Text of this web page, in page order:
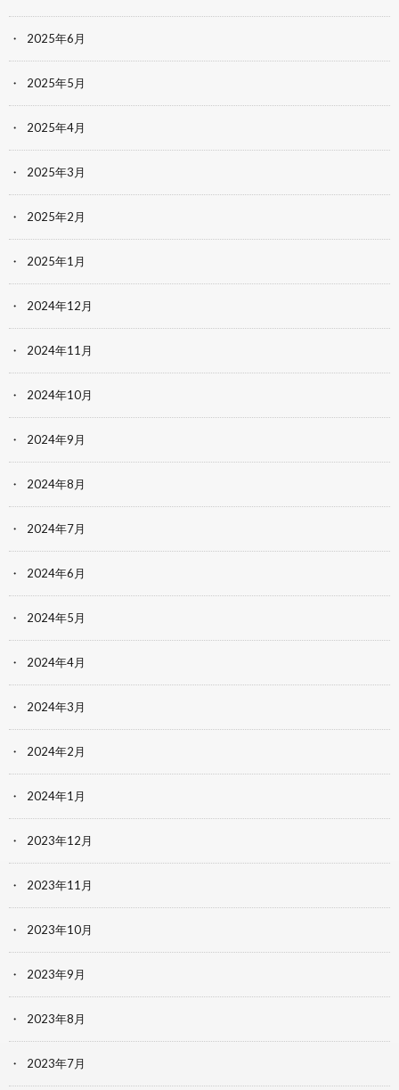
2025年6月
2025年5月
2025年4月
2025年3月
2025年2月
2025年1月
2024年12月
2024年11月
2024年10月
2024年9月
2024年8月
2024年7月
2024年6月
2024年5月
2024年4月
2024年3月
2024年2月
2024年1月
2023年12月
2023年11月
2023年10月
2023年9月
2023年8月
2023年7月